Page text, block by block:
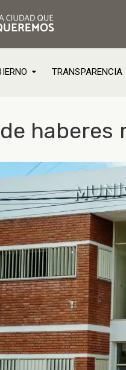
TRANSPARENCIA
haberes